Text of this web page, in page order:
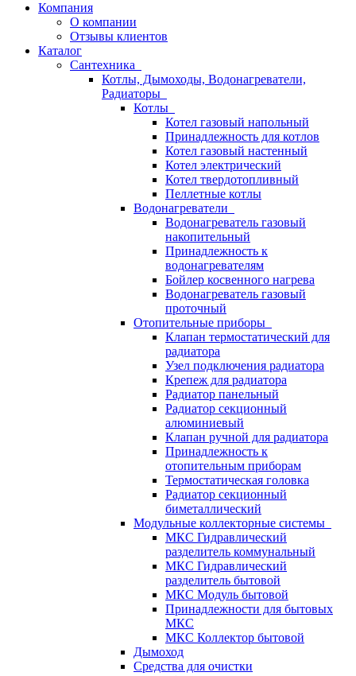
Компания
О компании
Отзывы клиентов
Каталог
Сантехника
Котлы, Дымоходы, Водонагреватели,
Радиаторы
Котлы
Котел газовый напольный
Принадлежность для котлов
Котел газовый настенный
Котел электрический
Котел твердотопливный
Пеллетные котлы
Водонагреватели
Водонагреватель газовый
накопительный
Принадлежность к
водонагревателям
Бойлер косвенного нагрева
Водонагреватель газовый
проточный
Отопительные приборы
Клапан термостатический для
радиатора
Узел подключения радиатора
Крепеж для радиатора
Радиатор панельный
Радиатор секционный
алюминиевый
Клапан ручной для радиатора
Принадлежность к
отопительным приборам
Термостатическая головка
Радиатор секционный
биметаллический
Модульные коллекторные системы
МКС Гидравлический
разделитель коммунальный
МКС Гидравлический
разделитель бытовой
МКС Модуль бытовой
Принадлежности для бытовых
МКС
МКС Коллектор бытовой
Дымоход
Средства для очистки